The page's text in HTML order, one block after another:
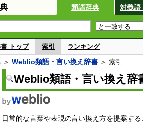
類語辞典 対義語
トップ 索引 ランキング
＞ Weblio類語・言い換え辞書 ＞ 索引
Weblio類語・言い換え辞
日常的な言葉や表現の言い換え方を提案す